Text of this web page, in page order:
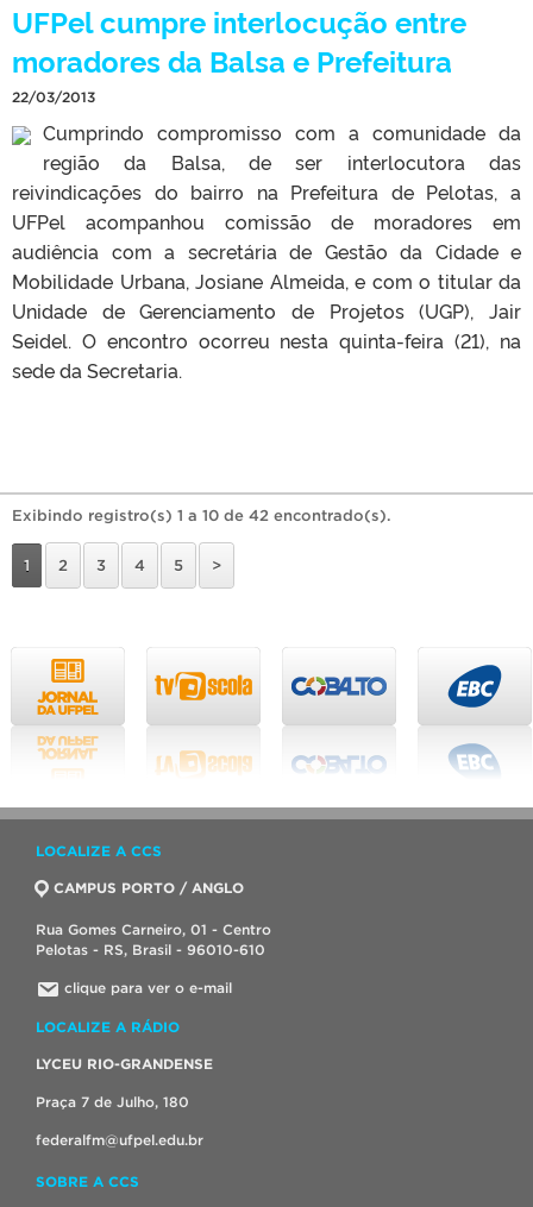
UFPel cumpre interlocução entre
moradores da Balsa e Prefeitura
22/03/2013
Cumprindo compromisso com a comunidade da
região da Balsa, de ser interlocutora das
reivindicações do bairro na Prefeitura de Pelotas, a
UFPel acompanhou comissão de moradores em
audiência com a secretária de Gestão da Cidade e
Mobilidade Urbana, Josiane Almeida, e com o titular da
Unidade de Gerenciamento de Projetos (UGP), Jair
Seidel. O encontro ocorreu nesta quinta-feira (21), na
sede da Secretaria.
Exibindo registro(s) 1 a 10 de 42 encontrado(s).
1 2 3 4 5 >
LOCALIZE A CCS
CAMPUS PORTO / ANGLO
Rua Gomes Carneiro, 01 - Centro
Pelotas - RS, Brasil - 96010-610
clique para ver o e-mail
LOCALIZE A RÁDIO
LYCEU RIO-GRANDENSE
Praça 7 de Julho, 180
federalfm@ufpel.edu.br
SOBRE A CCS